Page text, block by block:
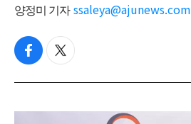
양정미 기자 ssaleya@ajunews.com
f
c
b
t
i
t